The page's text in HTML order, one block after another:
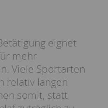
eignet
mehr
Viele Sportarten
relativ langen
somit, statt